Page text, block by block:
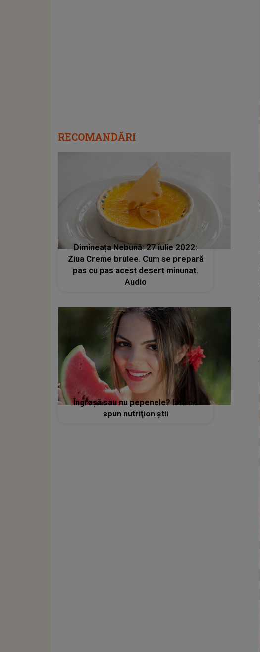
RECOMANDĂRI
Dimineața Nebună: 27 iulie 2022:
Ziua Creme brulee. Cum se prepară
pas cu pas acest desert minunat.
Audio
Îngraşă sau nu pepenele? Iată ce
spun nutriţioniştii